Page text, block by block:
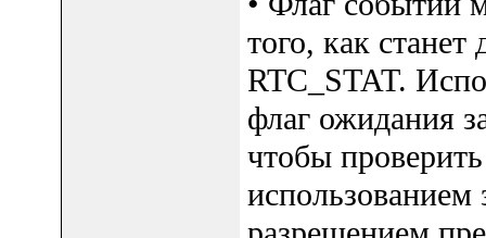
того, как
RTC_STAT.
флаг ожидания
чтобы
использованием